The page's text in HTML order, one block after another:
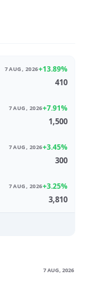
7 AUG, 2026+13.89%
410
7 AUG, 2026+7.91%
1,500
7 AUG, 2026+3.45%
300
7 AUG, 2026+3.25%
3,810
7 AUG, 2026